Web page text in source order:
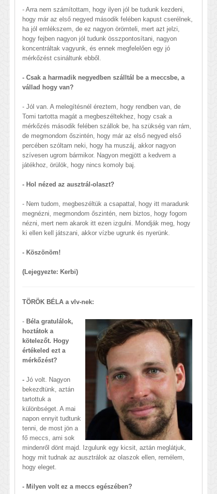
- Arra nem számítottam, hogy ilyen jól be tudunk kezdeni,
hogy már az első negyed második felében kapust cserélnek,
ha jól emlékszem, de ez nagyon örömteli, mert azt jelzi,
hogy fejben nagyon jól tudunk összpontosítani, nagyon
koncentráltak vagyunk, és ennek megfelelően egy jó
mérkőzést csináltunk ebből.
- Csak a harmadik negyedben szálltál be a meccsbe, a
vállad hogy van?
- Jól van. A melegítésnél éreztem, hogy rendben van, de
Tomi tartotta magát a megbeszéltekhez, hogy csak a
mérkőzés második felében szállok be, ha szükség van rám,
de megmondom őszintén, hogy már az első negyed első
percében szóltam neki, hogy ha muszáj, akkor nagyon
szívesen ugrom bármikor. Nagyon megjött a kedvem a
játékhoz, örülök, hogy nincs komoly baj.
- Hol nézed az ausztrál-olaszt?
- Nem tudom, megbeszéltük a csapattal, hogy itt maradunk
megnézni, megmondom őszintén, nem biztos, hogy fogom
nézni, mert nem akarok itt ezen izgulni. Mondják meg, hogy
ki ellen kell játszani, akkor vízbe ugrunk és nyerünk.
- Köszönöm!
(Lejegyezte: Kerbi)
TÖRÖK BÉLA a vlv-nek:
- Béla gratulálok,
hoztátok a
kötelezőt. Hogy
értékeled ezt a
mérkőzést?
- Jó volt. Nagyon
bekezdtünk, aztán
tartottuk a
különbséget. A mai
napon ennyit tudtunk
tenni, de most jön a
fő meccs, ami sok
mindenről dönt majd. Izgulunk egy kicsit, aztán meglátjuk,
hogy mit tudnak az ausztrálok az olaszok ellen, remélem,
hogy eleget.
- Milyen volt ez a meccs egészében?